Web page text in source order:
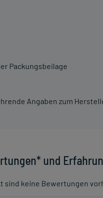
Packungsbeilage
Angaben zum
und
sind keine Bewertungen